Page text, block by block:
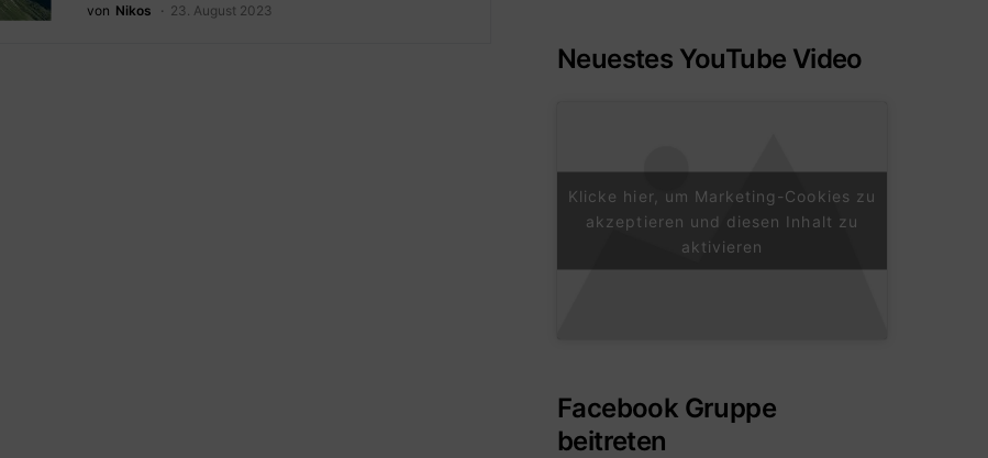
von Nikos 23. August 2023
Neuestes YouTube Video
Klicke hier, um Marketing-Cookies zu
akzeptieren und diesen Inhalt zu
aktivieren
Facebook Gruppe
beitreten